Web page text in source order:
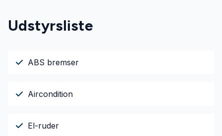
Udstyrsliste
ABS bremser
Aircondition
El-ruder